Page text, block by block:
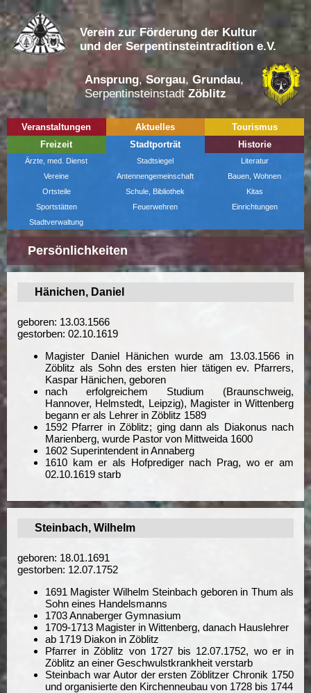
Verein zur Förderung der Kultur
und der Serpentinsteintradition e.V.
Ansprung,Sorgau, Grundau,
Serpentinsteinstadt Zöblitz
Veranstaltungen Aktuelles
Tourismus
Freizeit
Stadtporträt Historie
Ärzte, med. Dienst Stadtsiegel
Literatur
Vereine
Antennengemeinschaft
Bauen, Wohnen
Ortsteile
Schule, Bibliothek
Kitas
Sportstätten
Feuerwehren
Einrichtungen
Stadtverwaltung
Persönlichkeiten
Hänichen, Daniel
geboren: 13.03.1566
gestorben: 02.10.1619
Magister Daniel Hänichen wurde am 13.03.1566 in
Zöblitz als Sohn des ersten hier tätigen ev. Pfarrers,
Kaspar Hänichen, geboren
nach erfolgreichem Studium (Braunschweig,
Hannover, Helmstedt, Leipzig), Magister in Wittenberg
begann er als Lehrer in Zöblitz 1589
1592 Pfarrer in Zöblitz; ging dann als Diakonus nach
Marienberg, wurde Pastor von Mittweida 1600
1602 Superintendent in Annaberg
1610 kam er als Hofprediger nach Prag, wo er am
02.10.1619 starb
Steinbach, Wilhelm
geboren: 18.01.1691
gestorben: 12.07.1752
1691 Magister Wilhelm Steinbach geboren in Thum als
Sohn eines Handelsmanns
1703 Annaberger Gymnasium
1709-1713 Magister in Wittenberg, danach Hauslehrer
ab 1719 Diakon in Zöblitz
Pfarrer in Zöblitz von 1727 bis 12.07.1752, wo er in
Zöblitz an einer Geschwulstkrankheit verstarb
Steinbach war Autor der ersten Zöblitzer Chronik 1750
und organisierte den Kirchenneubau von 1728 bis 1744